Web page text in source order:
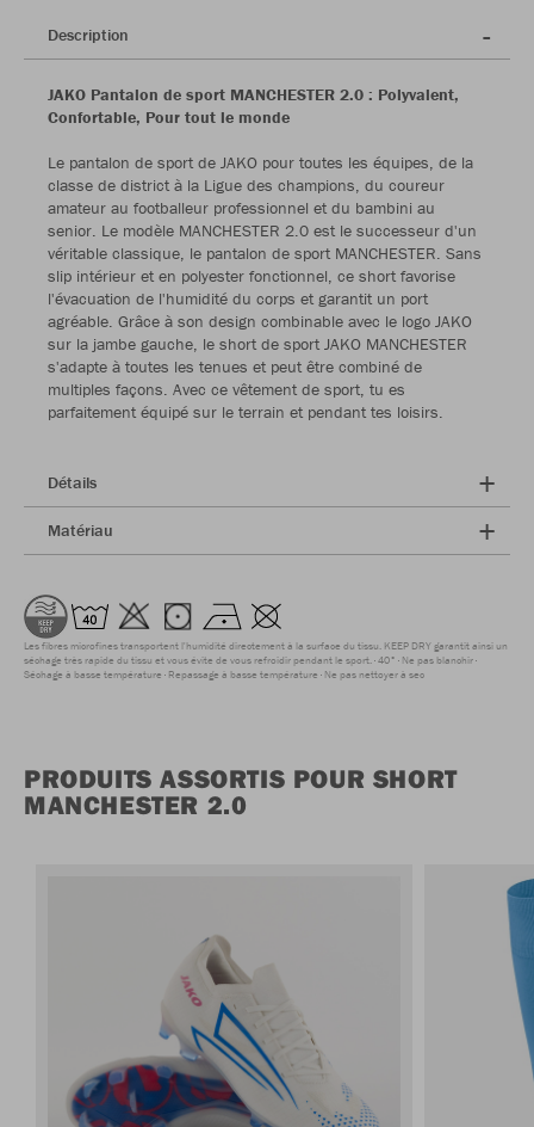
Description
JAKO Pantalon de sport MANCHESTER 2.0 : Polyvalent,
Confortable, Pour tout le monde
Le pantalon de sport de JAKO pour toutes les équipes, de la
classe de district à la Ligue des champions, du coureur
amateur au footballeur professionnel et du bambini au
senior. Le modèle MANCHESTER 2.0 est le successeur d'un
véritable classique, le pantalon de sport MANCHESTER. Sans
slip intérieur et en polyester fonctionnel, ce short favorise
l'évacuation de l'humidité du corps et garantit un port
agréable. Grâce à son design combinable avec le logo JAKO
sur la jambe gauche, le short de sport JAKO MANCHESTER
s'adapte à toutes les tenues et peut être combiné de
multiples façons. Avec ce vêtement de sport, tu es
parfaitement équipé sur le terrain et pendant tes loisirs.
Détails
Matériau
Les fibres microfines transportent l'humidité directement à la surface du tissu. KEEP DRY garantit ainsi un
séchage très rapide du tissu et vous évite de vous refroidir pendant le sport. 40° Ne pas blanchir
Séchage à basse température Repassage à basse température Ne pas nettoyer à sec
PRODUITS ASSORTIS POUR SHORT
MANCHESTER 2.0